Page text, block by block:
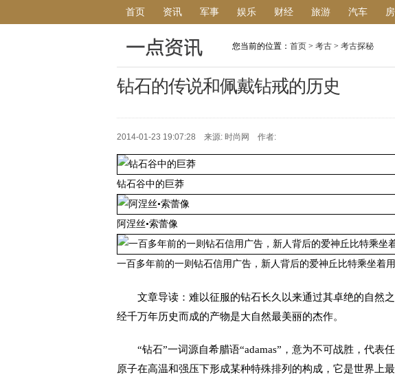
首页 资讯 军事 娱乐 财经 旅游 汽车
您当前的位置： 首页 > 考古 > 考古探秘
钻石的传说和佩戴钻戒的历史
2014-01-23 19:07:28 来源: 时尚网 作者:
钻石谷中的巨莽
阿涅丝•索蕾像
一百多年前的一则钻石信用广告，新人背后的爱神丘比特乘坐着用
文章导读：难以征服的钻石长久以来通过其卓绝的自然之
经千万年历史而成的产物是大自然最美丽的杰作。
“钻石”一词源自希腊语“adamas”，意为不可战胜，代表
原子在高温和强压下形成某种特殊排列的构成，它是世界上